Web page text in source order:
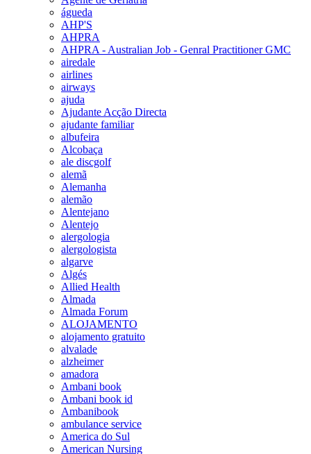
águeda
AHP'S
AHPRA
AHPRA - Australian Job - Genral Practitioner GMC
airedale
airlines
airways
ajuda
Ajudante Acção Directa
ajudante familiar
albufeira
Alcobaça
ale discgolf
alemã
Alemanha
alemão
Alentejano
Alentejo
alergologia
alergologista
algarve
Algés
Allied Health
Almada
Almada Forum
ALOJAMENTO
alojamento gratuito
alvalade
alzheimer
amadora
Ambani book
Ambani book id
Ambanibook
ambulance service
America do Sul
American Nursing